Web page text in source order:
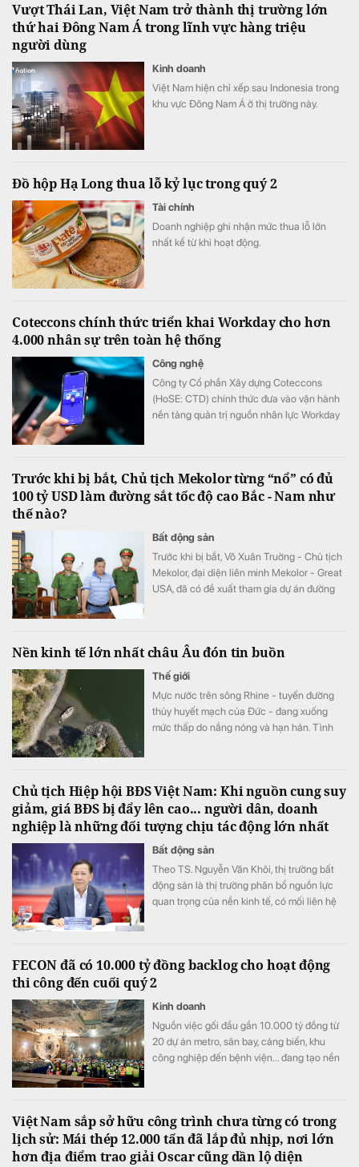
Vượt Thái Lan, Việt Nam trở thành thị trường lớn
thứ hai Đông Nam Á trong lĩnh vực hàng triệu
người dùng
Kinh doanh
Việt Nam hiện chỉ xếp sau Indonesia trong
khu vực Đông Nam Á ở thị trường này.
Đồ hộp Hạ Long thua lỗ kỷ lục trong quý 2
Tài chính
Doanh nghiệp ghi nhận mức thua lỗ lớn
nhất kể từ khi hoạt động.
Coteccons chính thức triển khai Workday cho hơn
4.000 nhân sự trên toàn hệ thống
Công nghệ
Công ty Cổ phần Xây dựng Coteccons
(HoSE: CTD) chính thức đưa vào vận hành
nền tảng quản trị nguồn nhân lực Workday
Trước khi bị bắt, Chủ tịch Mekolor từng “nổ” có đủ
100 tỷ USD làm đường sắt tốc độ cao Bắc - Nam như
thế nào?
Bất động sản
Trước khi bị bắt, Võ Xuân Truờng - Chủ tịch
Mekolor, đại diện liên minh Mekolor - Great
USA, đã có đề xuất tham gia dự án đường
Nền kinh tế lớn nhất châu Âu đón tin buồn
Thế giới
Mực nước trên sông Rhine - tuyến đường
thủy huyết mạch của Đức - đang xuống
mức thấp do nắng nóng và hạn hán. Tình
Chủ tịch Hiệp hội BĐS Việt Nam: Khi nguồn cung suy
giảm, giá BĐS bị đẩy lên cao... người dân, doanh
nghiệp là những đối tượng chịu tác động lớn nhất
Bất động sản
Theo TS. Nguyễn Văn Khôi, thị trường bất
động sản là thị trường phân bổ nguồn lực
quan trọng của nền kinh tế, có mối liên hệ
FECON đã có 10.000 tỷ đồng backlog cho hoạt động
thi công đến cuối quý 2
Kinh doanh
Nguồn việc gối đầu gần 10.000 tỷ đồng từ
20 dự án metro, sân bay, cảng biển, khu
công nghiệp đến bệnh viện... đang tạo nền
Việt Nam sắp sở hữu công trình chưa từng có trong
lịch sử: Mái thép 12.000 tấn đã lắp đủ nhịp, nơi lớn
hơn địa điểm trao giải Oscar cũng dần lộ diện